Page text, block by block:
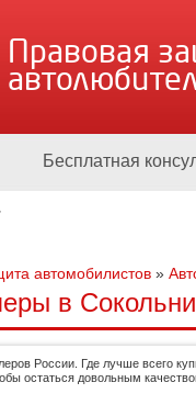
Правовая
Бесплатная
автомобилистов »
в
России. Где лучше всего
остаться довольным